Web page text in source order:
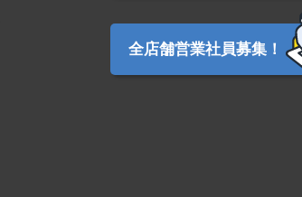
全店舗営業社員募集！